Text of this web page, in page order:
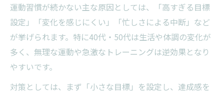
運動習慣が続かない主な原因としては、「高すぎる目標
設定」「変化を感じにくい」「忙しさによる中断」など
が挙げられます。特に40代・50代は生活や体調の変化が
多く、無理な運動や急激なトレーニングは逆効果となり
やすいです。
対策としては、まず「小さな目標」を設定し、達成感を